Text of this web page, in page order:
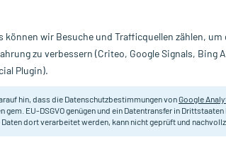
Nur für kurze Zeit:Gratis-Versand* ab 19€
1
Kneipp
Mehrfarbiges
Avocado-
können wir Besuche und Trafficquellen zählen,
zu verbessern (Criteo, Google Signals, Bing
Plugin).
hin, dass die Datenschutzbestimmungen vonGoogle
gem. EU-DSGVO genügen und ein Datentransfer in
Daten dort verarbeitet werden, kann nicht geprüft und